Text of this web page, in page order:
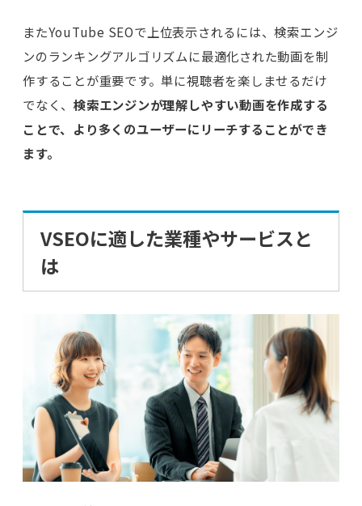
またYouTube SEOで上位表示されるには、検索エンジ
ンのランキングアルゴリズムに最適化された動画を制
作することが重要です。単に視聴者を楽しませるだけ
でなく、検索エンジンが理解しやすい動画を作成する
ことで、より多くのユーザーにリーチすることができ
ます。
VSEOに適した業種やサービスと
は